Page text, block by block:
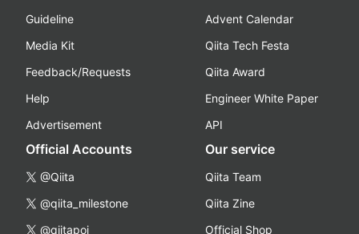
Guideline
Media Kit
Feedback/Requests
Help
Advertisement
Advent Calendar
Qiita Tech Festa
Qiita Award
Engineer White Paper
API
Official Accounts
@Qiita
@qiita_milestone
@qiitapoi
Our service
Qiita Team
Qiita Zine
Official Shop